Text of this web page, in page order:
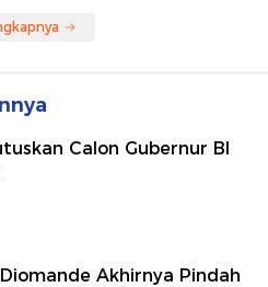
Calon Gubernur BI
Akhirnya Pindah